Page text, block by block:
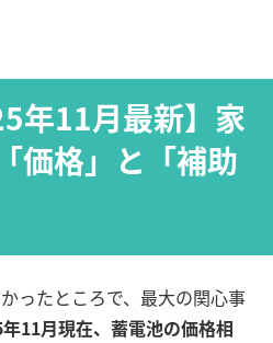
年11月最新】家
価格」と「補助
ったところで、最大の関心事
11月現在、蓄電池の価格相